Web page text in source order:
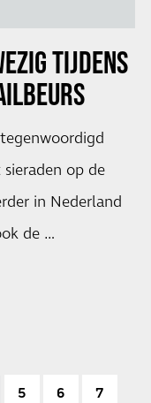
TIJDENS
op de
in Nederland
de …
5 6 7